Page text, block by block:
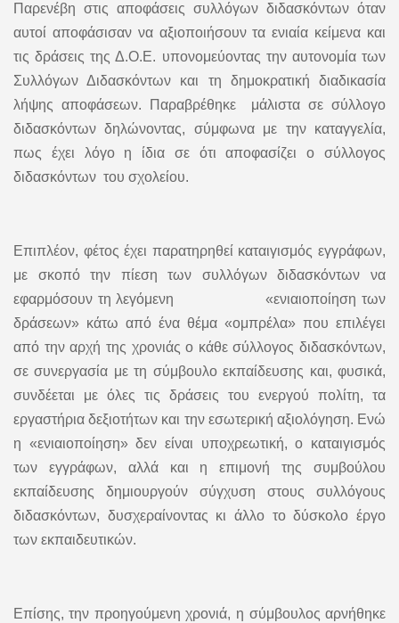
Παρενέβη στις αποφάσεις συλλόγων διδασκόντων όταν
αυτοί αποφάσισαν να αξιοποιήσουν τα ενιαία κείμενα και
τις δράσεις της Δ.Ο.Ε. υπονομεύοντας την αυτονομία των
Συλλόγων Διδασκόντων και τη δημοκρατική διαδικασία
λήψης αποφάσεων. Παραβρέθηκε μάλιστα σε σύλλογο
διδασκόντων δηλώνοντας, σύμφωνα με την καταγγελία,
πως έχει λόγο η ίδια σε ότι αποφασίζει ο σύλλογος
διδασκόντων του σχολείου.
Επιπλέον, φέτος έχει παρατηρηθεί καταιγισμός εγγράφων,
με σκοπό την πίεση των συλλόγων διδασκόντων να
εφαρμόσουν τη λεγόμενη «ενιαιοποίηση των
δράσεων» κάτω από ένα θέμα «ομπρέλα» που επιλέγει
από την αρχή της χρονιάς ο κάθε σύλλογος διδασκόντων,
σε συνεργασία με τη σύμβουλο εκπαίδευσης και, φυσικά,
συνδέεται με όλες τις δράσεις του ενεργού πολίτη, τα
εργαστήρια δεξιοτήτων και την εσωτερική αξιολόγηση. Ενώ
η «ενιαιοποίηση» δεν είναι υποχρεωτική, ο καταιγισμός
των εγγράφων, αλλά και η επιμονή της συμβούλου
εκπαίδευσης δημιουργούν σύγχυση στους συλλόγους
διδασκόντων, δυσχεραίνοντας κι άλλο το δύσκολο έργο
των εκπαιδευτικών.
Επίσης, την προηγούμενη χρονιά, η σύμβουλος αρνήθηκε